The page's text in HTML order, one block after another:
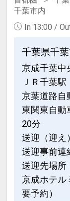
千葉市内
In 13:00 /
千葉県千
京成千葉中
ＪＲ千葉
京葉道路自
東関東自動
20分
送迎（迎え
送迎事前連
送迎先場
京成ホテ
要予約）